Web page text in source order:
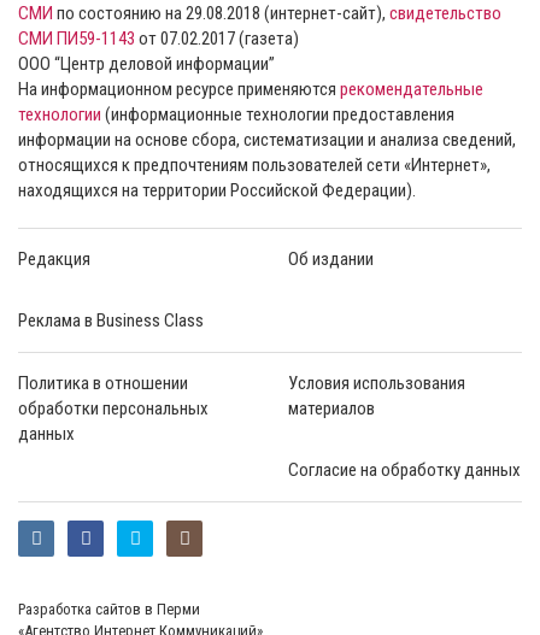
СМИ по состоянию на 29.08.2018 (интернет-сайт), свидетельство
СМИ ПИ59-1143 от 07.02.2017 (газета)
ООО “Центр деловой информации”
На информационном ресурсе применяются рекомендательные
технологии (информационные технологии предоставления
информации на основе сбора, систематизации и анализа сведений,
относящихся к предпочтениям пользователей сети «Интернет»,
находящихся на территории Российской Федерации).
Редакция Об издании
Реклама в Business Class
Политика в отношении
обработки персональных
данных
Условия использования
материалов
Согласие на обработку данных
Разработка сайтов в Перми
«Агентство Интернет Коммуникаций»